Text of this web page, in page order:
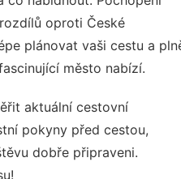
oproti České
plánovat vaši cestu a
město nabízí.
aktuální cestovní
pokyny před cestou,
dobře připraveni.